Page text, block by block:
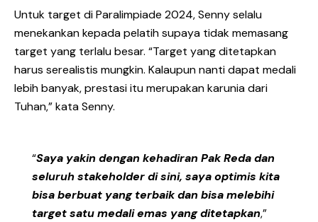
Untuk target di Paralimpiade 2024, Senny selalu
menekankan kepada pelatih supaya tidak memasang
target yang terlalu besar. “Target yang ditetapkan
harus serealistis mungkin. Kalaupun nanti dapat medali
lebih banyak, prestasi itu merupakan karunia dari
Tuhan,” kata Senny.
“Saya yakin dengan kehadiran Pak Reda dan
seluruh stakeholder di sini, saya optimis kita
bisa berbuat yang terbaik dan bisa melebihi
target satu medali emas yang ditetapkan,”